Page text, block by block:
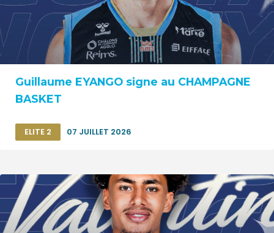
Guillaume EYANGO signe au CHAMPAGNE
BASKET
ELITE 2 07 JUILLET 2026